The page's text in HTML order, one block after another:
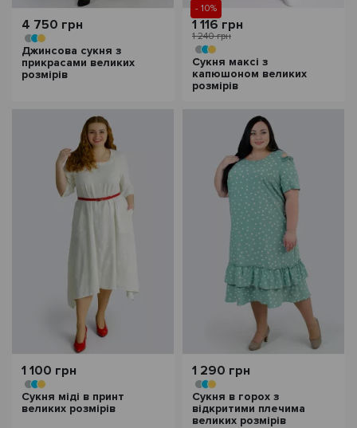
4 750 грн
Джинсова сукня з
прикрасами великих
розмірів
- 10%
1 116 грн
1 240 грн
Сукня максі з
капюшоном великих
розмірів
1 100 грн
Сукня міді в принт
великих розмірів
1 290 грн
Сукня в горох з
відкритими плечима
великих розмірів